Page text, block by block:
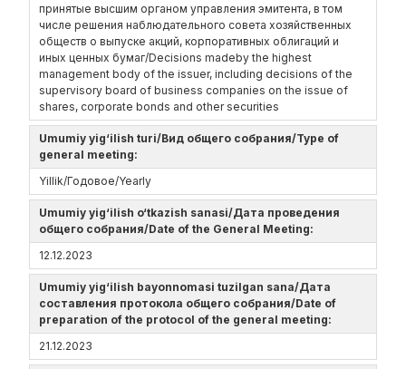
принятые высшим органом управления эмитента, в том
числе решения наблюдательного совета хозяйственных
обществ о выпуске акций, корпоративных облигаций и
иных ценных бумаг/Decisions madeby the highest
management body of the issuer, including decisions of the
supervisory board of business companies on the issue of
shares, corporate bonds and other securities
Umumiy yig‘ilish turi/Вид общего собрания/Type of
general meeting:
Yillik/Годовое/Yearly
Umumiy yig‘ilish o‘tkazish sanasi/Дата проведения
общего собрания/Date of the General Meeting:
12.12.2023
Umumiy yig‘ilish bayonnomasi tuzilgan sana/Дата
составления протокола общего собрания/Date of
preparation of the protocol of the general meeting:
21.12.2023